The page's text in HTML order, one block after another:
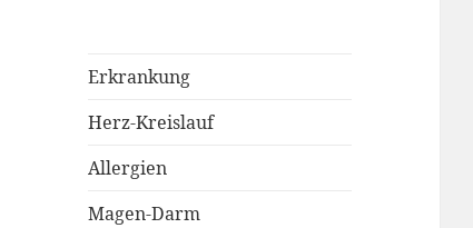
Erkrankung
Herz-Kreislauf
Allergien
Magen-Darm